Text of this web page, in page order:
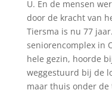
U. En de mensen
door de kracht van
Tiersma is nu 77
seniorencomplex in
hele gezin, hoorde
weggestuurd bij de
maar thuis onder